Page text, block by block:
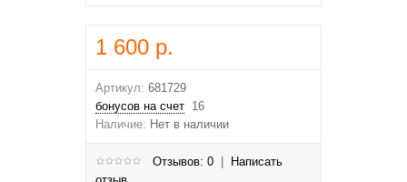
1 600 р.
Артикул: 681729
бонусов на счет 16
Наличие: Нет в наличии
Отзывов: 0
Написать